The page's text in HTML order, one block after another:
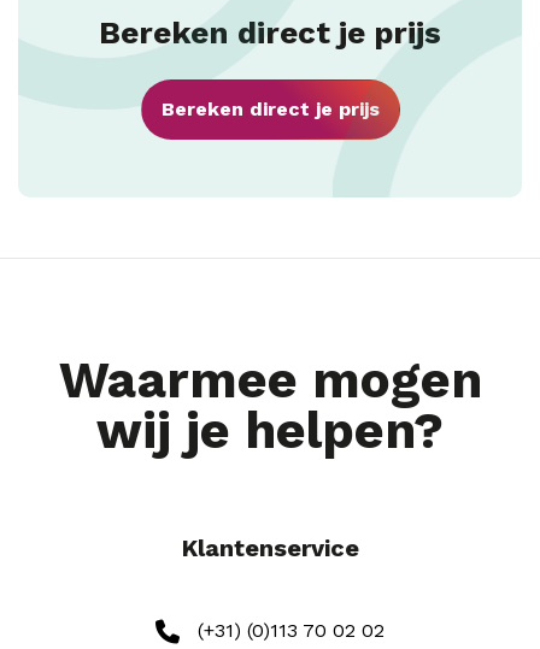
Bereken direct je prijs
Bereken direct je prijs
Waarmee mogen
wij je helpen?
Klantenservice
(+31) (0)113 70 02 02